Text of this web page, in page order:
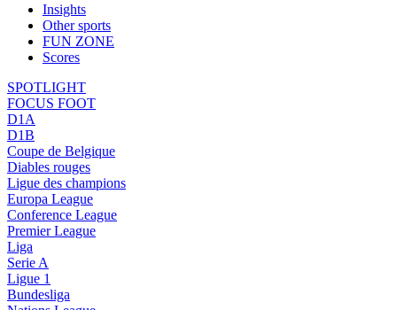
Insights
Other sports
FUN ZONE
Scores
SPOTLIGHT
FOCUS FOOT
D1A
D1B
Coupe de Belgique
Diables rouges
Ligue des champions
Europa League
Conference League
Premier League
Liga
Serie A
Ligue 1
Bundesliga